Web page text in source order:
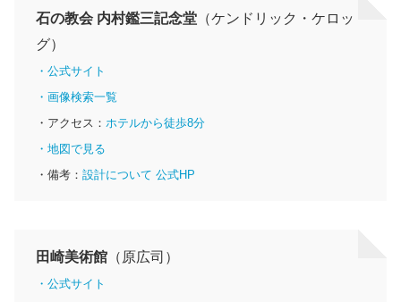
石の教会 内村鑑三記念堂 （ケンドリック・ケロッ
グ）
・公式サイト
・画像検索一覧
・アクセス： ホテルから徒歩8分
・地図で見る
・備考： 設計について 公式HP
田崎美術館 （原広司）
・公式サイト